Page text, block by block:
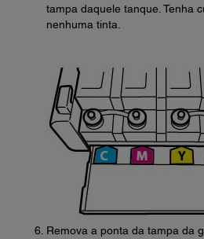
tampa daquele tanque. Tenha
nenhuma tinta.
Remova a ponta da tampa da